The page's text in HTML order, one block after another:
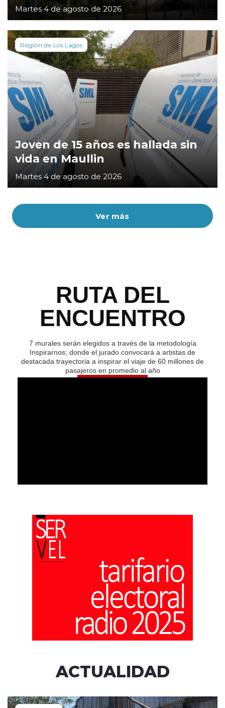
Ver más
Martes 4 de agosto de 2026
Región de Los Lagos
Joven de 15 años es hallada sin
vida en Maullin
Martes 4 de agosto de 2026
RUTA DEL
ENCUENTRO
7 murales serán elegidos a través de la metodología
Inspirarnos; donde el jurado convocará a artistas de
destacada trayectoria a inspirar el viaje de 60 millones de
pasajeros en promedio al año
ACTUALIDAD